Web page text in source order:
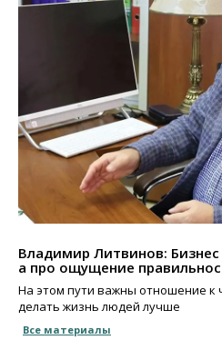
Владимир Литвинов:
а про ощущение
На этом пути важны отношение к
делать жизнь людей лучше
Все материалы